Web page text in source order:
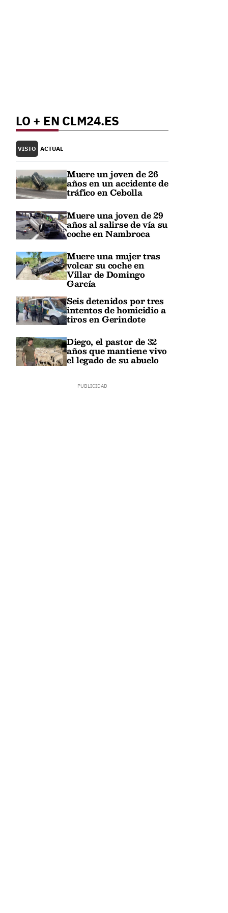
LO + EN CLM24.ES
VISTO ACTUAL
Muere un joven de 26
años en un accidente de
tráfico en Cebolla
Muere una joven de 29
años al salirse de vía su
coche en Nambroca
Muere una mujer tras
volcar su coche en
Villar de Domingo
García
Seis detenidos por tres
intentos de homicidio a
tiros en Gerindote
Diego, el pastor de 32
años que mantiene vivo
el legado de su abuelo